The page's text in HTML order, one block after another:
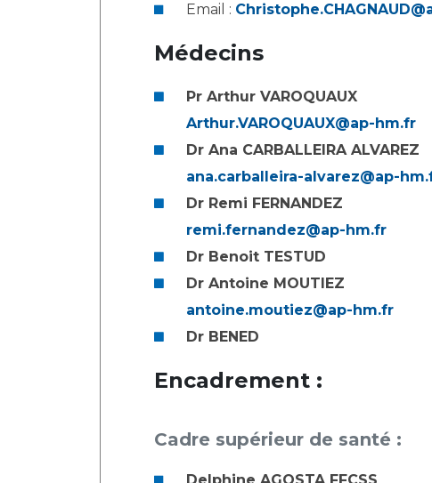
Email :
Médecins
Pr Arthur VAROQUAUX
Arthur.VAROQUAUX@ap-hm.fr
Dr Ana CARBALLEIRA ALVAREZ
ana.carballeira-alvarez@ap-
Dr Remi FERNANDEZ
remi.fernandez@ap-hm.fr
Dr Benoit TESTUD
Dr Antoine MOUTIEZ
antoine.moutiez@ap-hm.fr
Dr BENED
Encadrement :
Cadre supérieur de santé :